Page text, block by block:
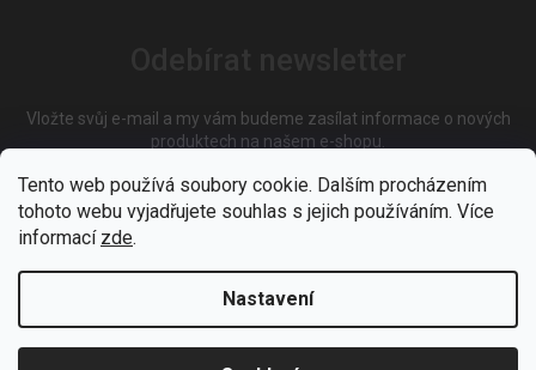
Tento web používá soubory cookie. Dalším procházením
tohoto webu vyjadřujete souhlas s jejich používáním. Více
informací zde.
Nastavení
Vložte svůj e-mail a my vám budeme zasílat informace o nových
produktech na našem e-shopu.
E-mail
Vložením e-mailu souhlasíte spodmínkami ochrany osobních
údajů